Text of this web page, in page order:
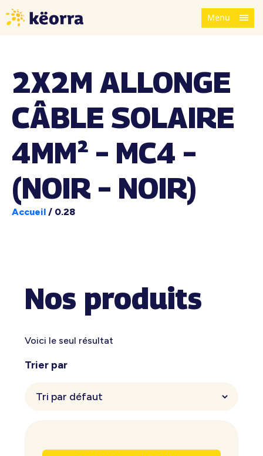
Menu
2X2M ALLONGE
CÂBLE SOLAIRE
4MM² – MC4 –
(NOIR – NOIR)
Accueil / 0.28
Nos produits
Voici le seul résultat
Trier par